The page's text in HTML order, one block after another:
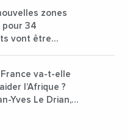
zones
pour 34
vont être
France va-t-elle
l’Afrique ?
Yves Le Drian,